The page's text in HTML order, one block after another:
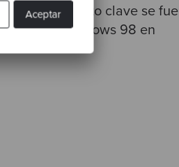
Aceptar
conocimiento clave se fue
con Windows 98 en